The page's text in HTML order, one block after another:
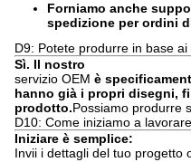
Forniamo anche
spedizione per ordini
D9: Potete produrre in base
Sì. Il nostro
servizio OEM è
hanno già i propri disegni,
prodotto.Possiamo produrre
D10: Come iniziamo a
Iniziare è semplice:
Invii i dettagli del tuo progetto